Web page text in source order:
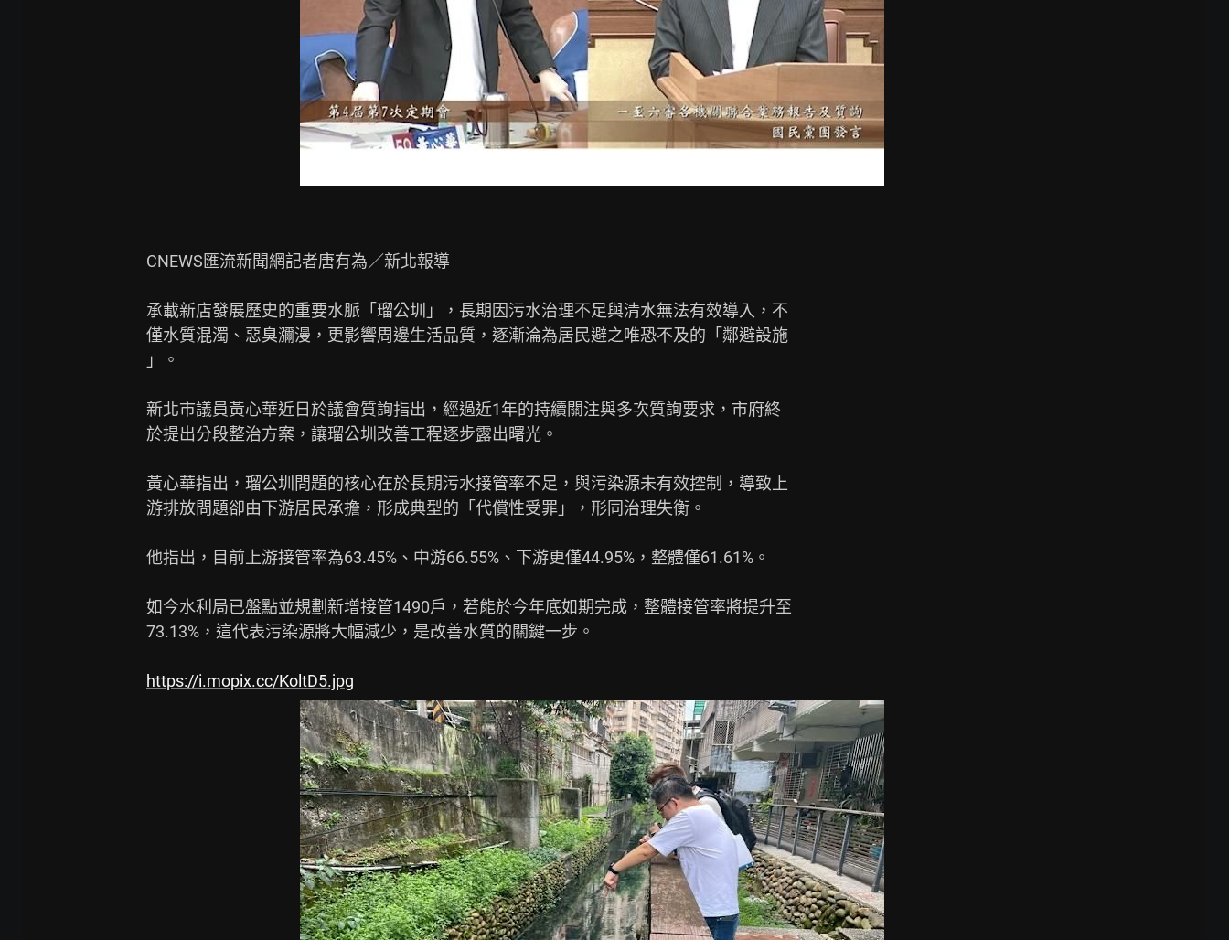
CNEWS匯流新聞網記者唐有為／新北報導
承載新店發展歷史的重要水脈「瑠公圳」，長期因污水治理不足與清水無法有效導入，不
僅水質混濁、惡臭瀰漫，更影響周邊生活品質，逐漸淪為居民避之唯恐不及的「鄰避設施
」。
新北市議員黃心華近日於議會質詢指出，經過近1年的持續關注與多次質詢要求，市府終
於提出分段整治方案，讓瑠公圳改善工程逐步露出曙光。
黃心華指出，瑠公圳問題的核心在於長期污水接管率不足，與污染源未有效控制，導致上
游排放問題卻由下游居民承擔，形成典型的「代償性受罪」，形同治理失衡。
他指出，目前上游接管率為63.45%、中游66.55%、下游更僅44.95%，整體僅61.61%。
如今水利局已盤點並規劃新增接管1490戶，若能於今年底如期完成，整體接管率將提升至
73.13%，這代表污染源將大幅減少，是改善水質的關鍵一步。
https://i.mopix.cc/KoltD5.jpg